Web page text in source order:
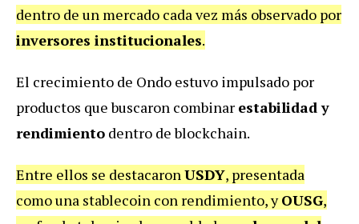
dentro de un mercado cada vez más observado por
inversores institucionales.
El crecimiento de Ondo estuvo impulsado por
productos que buscaron combinar estabilidad y
rendimiento dentro de blockchain.
Entre ellos se destacaronUSDY, presentada
como una stablecoin con rendimiento, yOUSG,